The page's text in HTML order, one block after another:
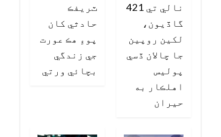
نالي تي 421
گاڏيون،
لکين روپين
جا چالان ڏسي
پوليس
اهلڪار به
حيران
ٽريفڪ
حادثي کان
پوءِ هڪ عورت
جي زندگي
بچائي ورتي